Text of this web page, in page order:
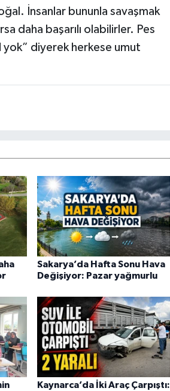
İnsanlar bununla savaşmak
daha başarılı olabilirler. Pes
yok” diyerek herkese umut
Sakarya’da Hafta Sonu Hava
Değişiyor: Pazar yağmurlu
Kaynarca’da İki Araç Çarpıştı: